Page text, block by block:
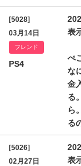
[5028]
03月14日
フレンド
PS4
表
ぺ
な
金
る
ら
る
[5026]
02月27日
表